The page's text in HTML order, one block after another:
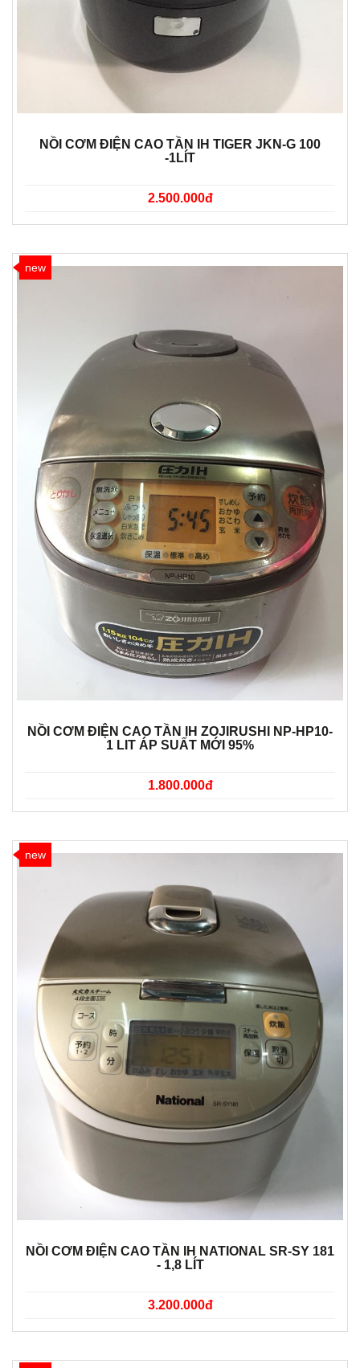
NỒI CƠM ĐIỆN CAO TẦN IH TIGER JKN-G 100
-1LÍT
2.500.000đ
new
NỒI CƠM ĐIỆN CAO TẦN IH ZOJIRUSHI NP-HP10-
1 LIT ÁP SUẤT MỚI 95%
1.800.000đ
new
NỒI CƠM ĐIỆN CAO TẦN IH NATIONAL SR-SY 181
- 1,8 LÍT
3.200.000đ